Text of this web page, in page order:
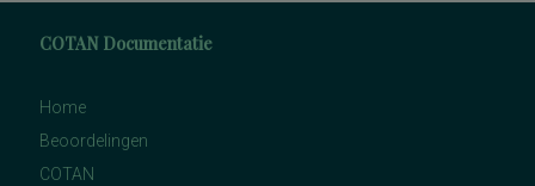
COTAN Documentatie
Home
Beoordelingen
COTAN